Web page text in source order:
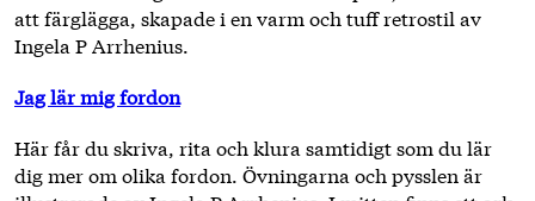
att färglägga, skapade i en varm och tuff retrostil av
Ingela P Arrhenius.
Jag lär mig fordon
Här får du skriva, rita och klura samtidigt som du lär
dig mer om olika fordon. Övningarna och pysslen är